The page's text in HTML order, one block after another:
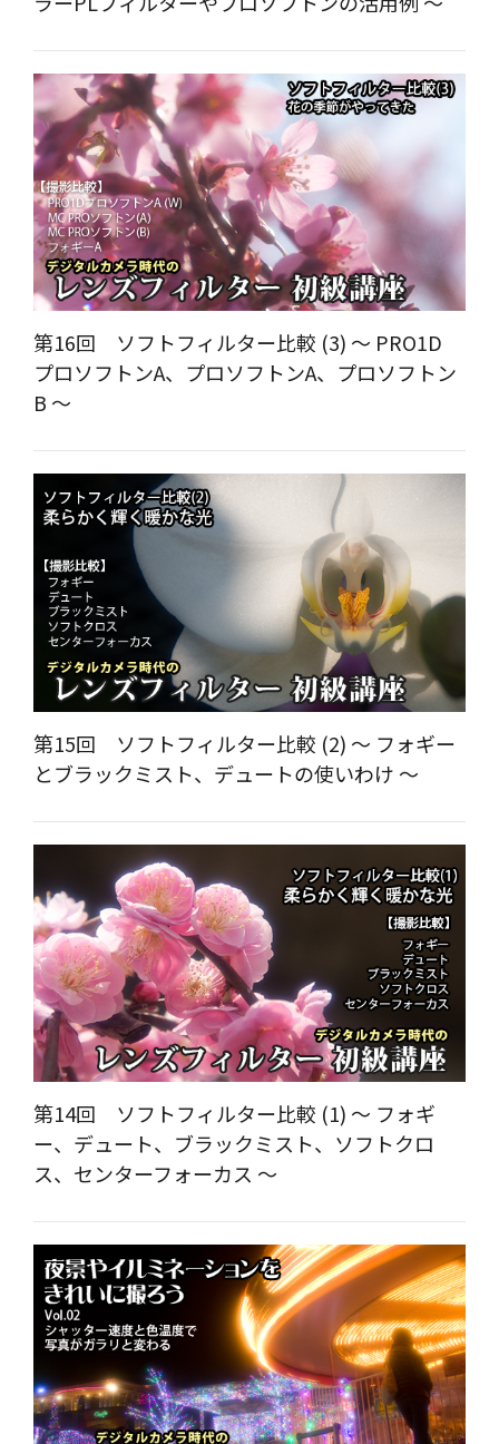
第16回 ソフトフィルター比較 (3) ～ PRO1D
プロソフトンA、プロソフトンA、プロソフトン
B ～
第15回 ソフトフィルター比較 (2) ～ フォギー
とブラックミスト、デュートの使いわけ ～
第14回 ソフトフィルター比較 (1) ～ フォギ
ー、デュート、ブラックミスト、ソフトクロ
ス、センターフォーカス ～